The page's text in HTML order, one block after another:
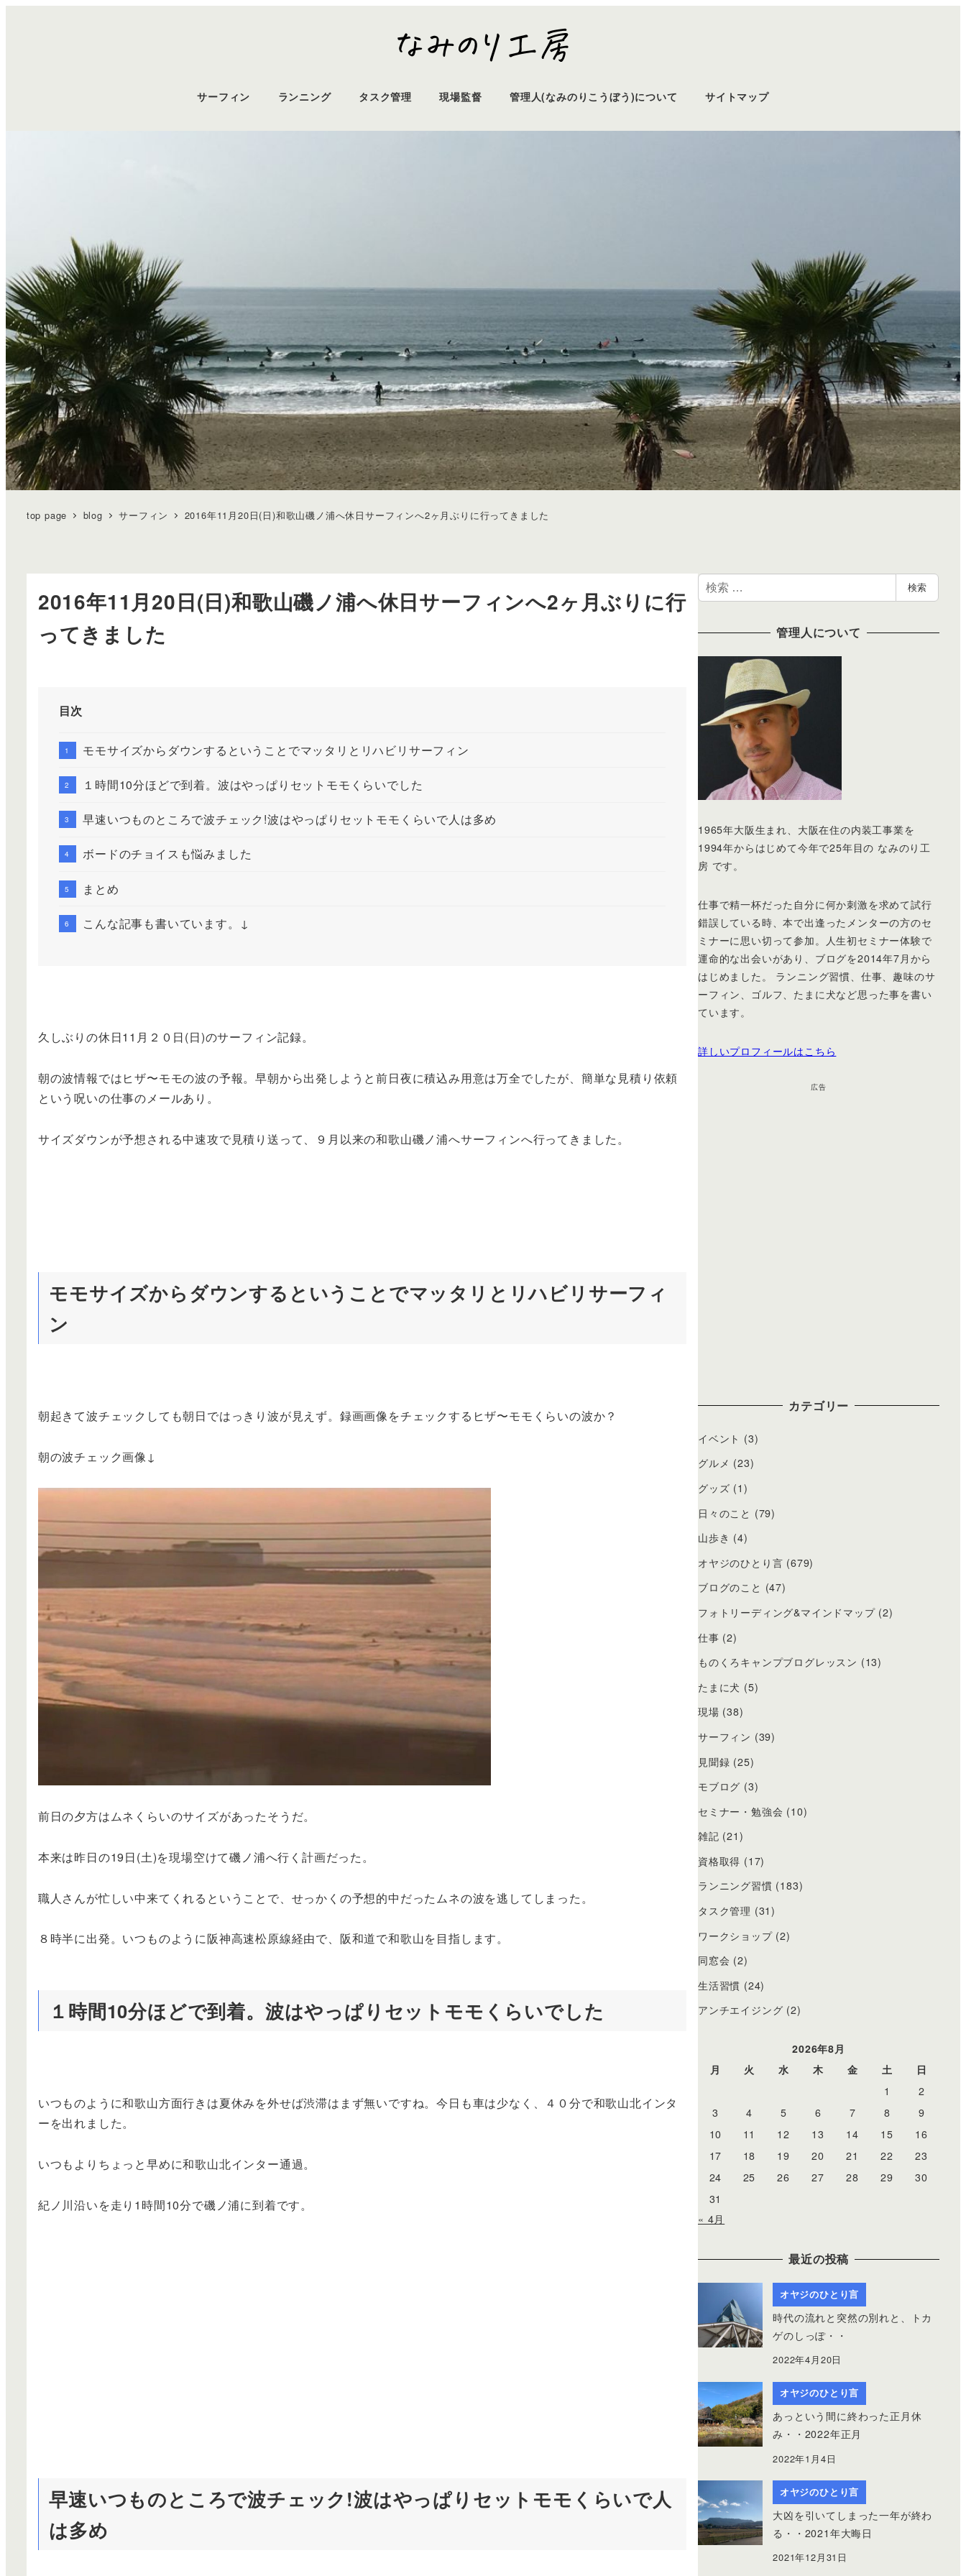
サーフィン ランニング タスク管理 現場監督 管理人(なみのりこうぼう)について サイトマップ
top page blog サーフィン 2016年11月20日(日)和歌山磯ノ浦へ休日サーフィンへ2ヶ月ぶりに行ってきました
2016年11月20日(日)和歌山磯ノ浦へ休日サーフィンへ2ヶ月ぶりに行
ってきました
目次
モモサイズからダウンするということでマッタリとリハビリサーフィン
１時間10分ほどで到着。波はやっぱりセットモモくらいでした
早速いつものところで波チェック!波はやっぱりセットモモくらいで人は多め
ボードのチョイスも悩みました
まとめ
こんな記事も書いています。↓
久しぶりの休日11月２０日(日)のサーフィン記録。
朝の波情報ではヒザ〜モモの波の予報。早朝から出発しようと前日夜に積込み用意は万全でしたが、簡単な見積り依頼
という呪いの仕事のメールあり。
サイズダウンが予想される中速攻で見積り送って、９月以来の和歌山磯ノ浦へサーフィンへ行ってきました。
モモサイズからダウンするということでマッタリとリハビリサーフィ
ン
朝起きて波チェックしても朝日ではっきり波が見えず。録画画像をチェックするヒザ〜モモくらいの波か？
朝の波チェック画像↓
前日の夕方はムネくらいのサイズがあったそうだ。
本来は昨日の19日(土)を現場空けて磯ノ浦へ行く計画だった。
職人さんが忙しい中来てくれるということで、せっかくの予想的中だったムネの波を逃してしまった。
８時半に出発。いつものように阪神高速松原線経由で、阪和道で和歌山を目指します。
１時間10分ほどで到着。波はやっぱりセットモモくらいでした
いつものように和歌山方面行きは夏休みを外せば渋滞はまず無いですね。今日も車は少なく、４０分で和歌山北インタ
ーを出れました。
いつもよりちょっと早めに和歌山北インター通過。
紀ノ川沿いを走り1時間10分で磯ノ浦に到着です。
早速いつものところで波チェック!波はやっぱりセットモモくらいで人
は多め
検
索
検索
管理人について
1965年大阪生まれ、大阪在住の内装工事業を
1994年からはじめて今年で25年目の なみのり工
房 です。
仕事で精一杯だった自分に何か刺激を求めて試行
錯誤している時、本で出逢ったメンターの方のセ
ミナーに思い切って参加。人生初セミナー体験で
運命的な出会いがあり、ブログを2014年7月から
はじめました。 ランニング習慣、仕事、趣味のサ
ーフィン、ゴルフ、たまに犬など思った事を書い
ています。
詳しいプロフィールはこちら
広告
カテゴリー
イベント (3)
グルメ (23)
グッズ (1)
日々のこと (79)
山歩き (4)
オヤジのひとり言 (679)
ブログのこと (47)
フォトリーディング&マインドマップ(2)
仕事 (2)
ものくろキャンプブログレッスン (13)
たまに犬 (5)
現場 (38)
サーフィン (39)
見聞録 (25)
モブログ (3)
セミナー・勉強会 (10)
雑記 (21)
資格取得 (17)
ランニング習慣 (183)
タスク管理 (31)
ワークショップ(2)
同窓会 (2)
生活習慣 (24)
アンチエイジング (2)
2026年8月
月
火 水 木 金 土
日
1
2
3
4 5 6 7 8
9
10
11 12 13 14 15
16
17
18 19 20 21 22
23
24
25 26 27 28 29
30
31
« 4月
最近の投稿
オヤジのひとり言
時代の流れと突然の別れと、トカ
ゲのしっぽ・・
2022年4月20日
オヤジのひとり言
あっという間に終わった正月休
み・・2022年正月
2022年1月4日
オヤジのひとり言
大凶を引いてしまった一年が終わ
る・・2021年大晦日
2021年12月31日